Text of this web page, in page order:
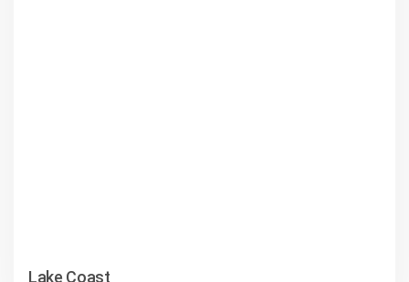
Lake Coast